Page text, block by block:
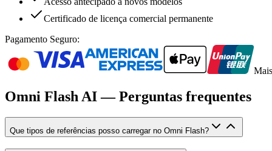
Certificado de licença comercial permanente
Pagamento Seguro:
Omni Flash AI — Perguntas frequentes
Que tipos de referências posso carregar no Omni Flash?